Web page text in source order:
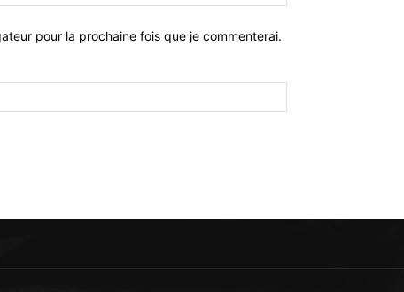
:
pour la prochaine fois que je commenterai.